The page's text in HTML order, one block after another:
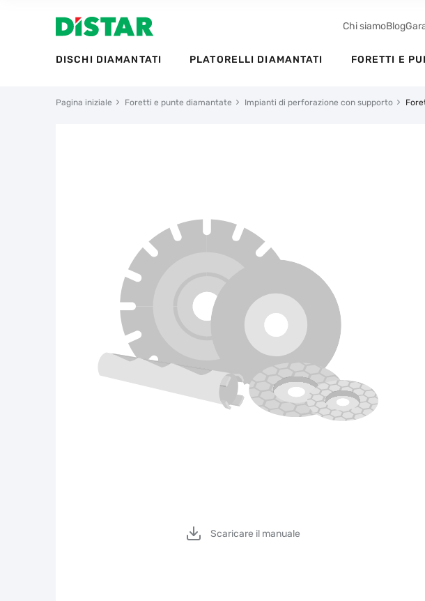
Chi siamoBlog
DISCHI DIAMANTATI PLATORELLI DIAMANTATI FORETTI E
Pagina iniziale Foretti e punte diamantate Impianti di perforazione con supporto
Scaricare il manuale